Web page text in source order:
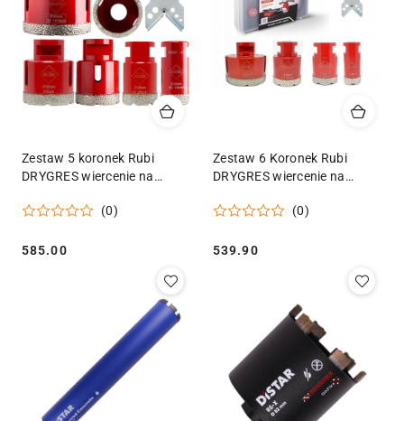
Zestaw 5 koronek Rubi
DRYGRES wiercenie na
(0)
Cena:
585.00
Zestaw 6 Koronek Rubi
DRYGRES wiercenie na
(0)
Cena:
539.90